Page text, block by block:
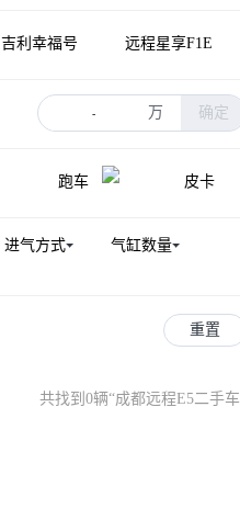
吉利幸福号 远程星享F1E
- 万 确定
跑车
皮卡
进气方式
气缸数量
重置
共找到0辆“成都远程E5二手车